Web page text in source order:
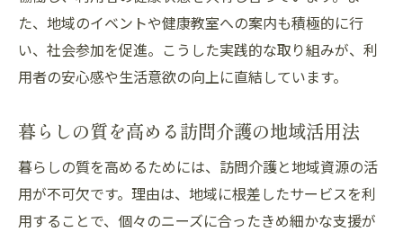
た、地域のイベントや健康教室への案内も積極的に行
い、社会参加を促進。こうした実践的な取り組みが、利
用者の安心感や生活意欲の向上に直結しています。
暮らしの質を高める訪問介護の地域活用法
暮らしの質を高めるためには、訪問介護と地域資源の活
用が不可欠です。理由は、地域に根差したサービスを利
用することで、個々のニーズに合ったきめ細かな支援が